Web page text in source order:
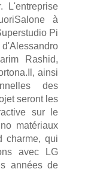
L'entreprise
à
Pi
Rashid,
ainsi
des
seront les
sur le
matériaux
charme, qui
avec LG
années de